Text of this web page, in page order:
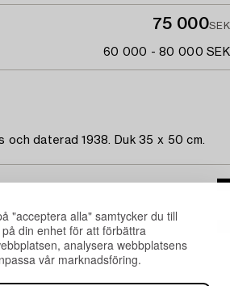
"acceptera alla" samtycker du till
din enhet för att förbättra
analysera webbplatsens
vår marknadsföring.
75 000SEK
60 000 - 80 000 SEK
och daterad 1938. Duk 35 x 50 cm.